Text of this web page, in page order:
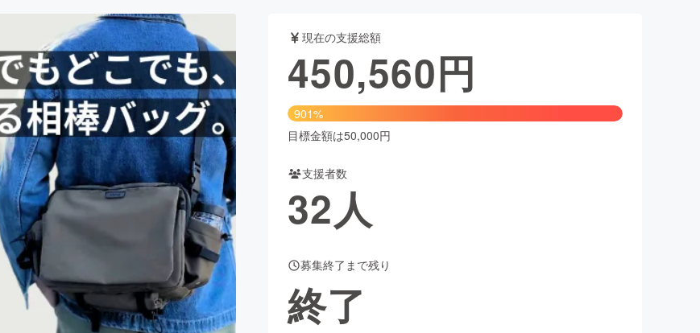
舞台・パフォーマンス
ーム・サービス開発 フード・飲食店 ファッション
籍・雑誌出版 アニメ・漫画
ャレンジ ビューティー・ヘルスケア
CAMPFIRE for Social Good CAMPFIRE Creation
CAMPFIREふるさと納税machi-yaコミュニティ
現在の支援総額
450,560円
901%
目標金額は50,000円
支援者数
32人
募集終了まで残り
終了